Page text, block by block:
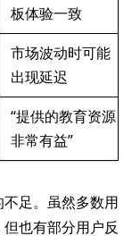
板体验一致
市场波动时可能
出现延迟
“提供的教育资源
非常有益”
足。虽然多数用
也有部分用户反